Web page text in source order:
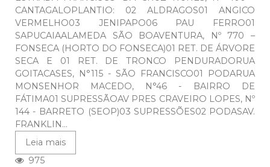
CANTAGALOPLANTIO: 02 ALDRAGOS01 ANGICO
VERMELHO03 JENIPAPO06 PAU FERRO01
SAPUCAIAALAMEDA SÃO BOAVENTURA, Nº 770 –
FONSECA (HORTO DO FONSECA)01 RET. DE ÁRVORE
SECA E 01 RET. DE TRONCO PENDURADORUA
GOITACASES, N°115 - SÃO FRANCISCO01 PODARUA
MONSENHOR MACEDO, N°46 - BAIRRO DE
FÁTIMA01 SUPRESSÃOAV PRES CRAVEIRO LOPES, Nº
144 - BARRETO (SEOP)03 SUPRESSÕES02 PODASAV.
FRANKLIN...
Leia mais
975